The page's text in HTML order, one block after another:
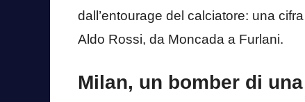
dall’entourage del calciatore: una
Aldo Rossi, da Moncada a Furlani.
Milan, un bomber di